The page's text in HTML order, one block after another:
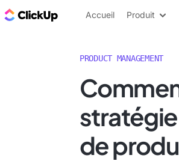
ClickUp Blog
Accueil Produit
PRODUCT MANAGEMENT
de